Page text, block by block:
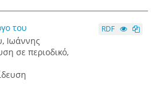
του
Ιωάννης
σε περιοδικό,
RDF